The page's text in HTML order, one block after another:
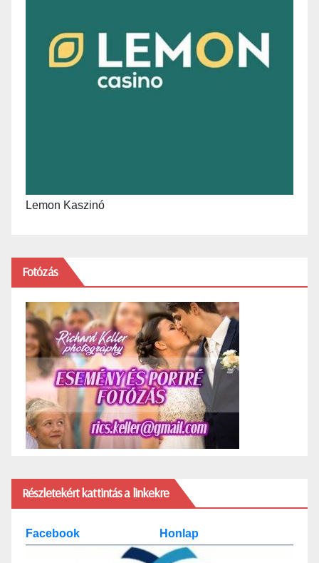
Lemon Kaszinó
Fotózás
Részletekért kattintás a linkekre
Facebook Honlap